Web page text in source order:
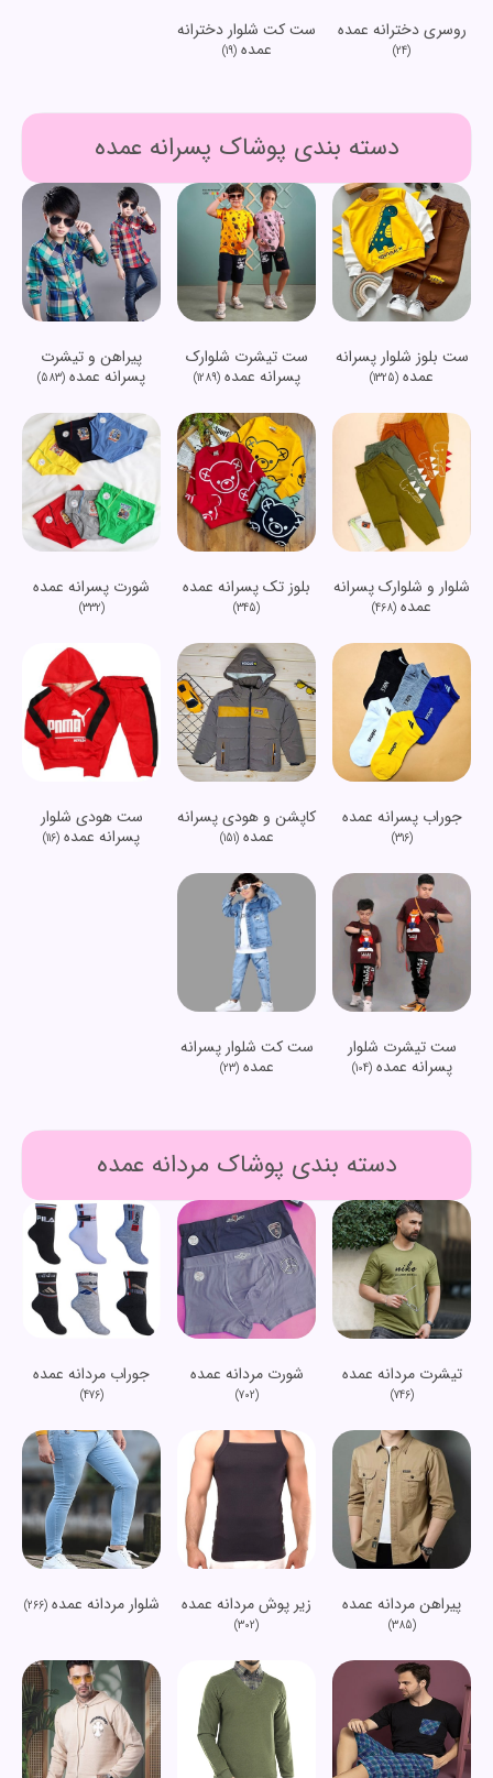
روسری دخترانه عمده
(24)
ست کت شلوار دخترانه
عمده(19)
دسته بندی پوشاک پسرانه عمده
ست بلوز شلوار پسرانه
عمده (1325)
ست تیشرت شلوارک
پسرانه عمده(1289)
پیراهن و تیشرت
پسرانه عمده (583)
شلوار و شلوارک پسرانه
عمده (468)
بلوز تک پسرانه عمده
(345)
شورت پسرانه عمده
(332)
جوراب پسرانه عمده
(316)
کاپشن و هودی پسرانه
عمده(151)
ست هودی شلوار
پسرانه عمده (116)
ست تیشرت شلوار
پسرانه عمده(104)
ست کت شلوار پسرانه
عمده(23)
دسته بندی پوشاک مردانه عمده
تیشرت مردانه عمده
(746)
شورت مردانه عمده
(702)
جوراب مردانه عمده
(476)
پیراهن مردانه عمده
(385)
زیر پوش مردانه عمده
(302)
شلوار مردانه عمده(266)